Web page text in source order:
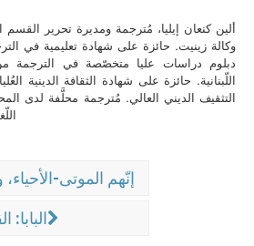
ألين كنعان إيليا، مُترجمة ومديرة تحرير
وكالة زينيت. حائزة على شهادة تعليمية في
دبلوم دراسات عليا متخصّصة في الترجمة
اللّبنانية. حائزة على شهادة الثقافة الدينية
التثقيف الديني العالي. مُترجمة محلَّفة لدى
إنّهم الموتى-